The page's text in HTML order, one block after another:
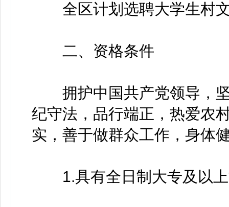
全区计划选聘大学生村
二、资格条件
拥护中国共产党领导，坚
纪守法，品行端正，热爱农
实，善于做群众工作，身体
1.具有全日制大专及以上